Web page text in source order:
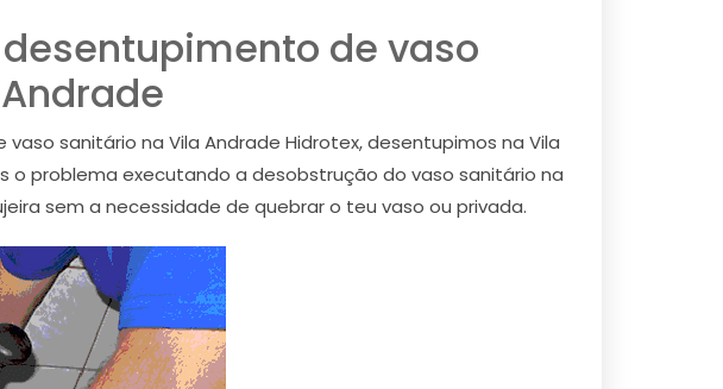
de vaso
sanitário na Vila Andrade Hidrotex, desentupimos na Vila
o problema executando a desobstrução do vaso sanitário na
sem a necessidade de quebrar o teu vaso ou privada.